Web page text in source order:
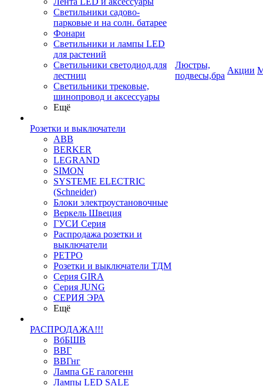
Светильники садово-
парковые и на солн. батарее
Фонари
Светильники и лампы LED
для растений
Светильники светодиод.для
лестниц
Светильники трековые,
шинопровод и аксессуары
Ещё
Розетки и выключатели
ABB
BERKER
LEGRAND
SIMON
SYSTEME ELECTRIC
(Schneider)
Блоки электроустановочные
Веркель Швеция
ГУСИ Серия
Распродажа розетки и
выключатели
РЕТРО
Розетки и выключатели ТДМ
Серия GIRA
Серия JUNG
СЕРИЯ ЭРА
Ещё
РАСПРОДАЖА!!!
ВбБШВ
ВВГ
ВВГнг
Лампа GE галогенн
Лампы LED SALE
Люстры,
подвесы,бра
Акции